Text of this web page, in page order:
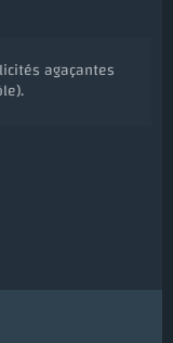
agaçantes